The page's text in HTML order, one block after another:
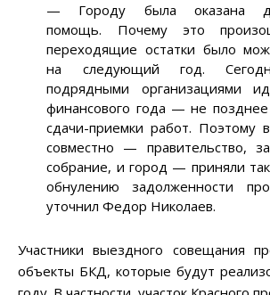
— Городу была оказана
помощь. Почему это
переходящие остатки было
на следующий год.
подрядными организациями
финансового года — не
сдачи-приемки работ. Поэтому
совместно — правительство,
собрание, и город — приняли
обнулению задолженности
уточнил Федор Николаев.
Участники выездного совещания
объекты БКД, которые будут